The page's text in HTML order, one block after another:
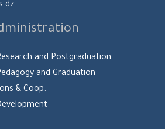
and Postgraduation
and Graduation
& Coop.